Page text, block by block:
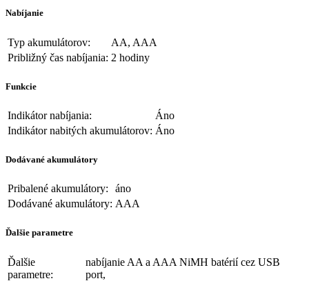
Nabíjanie
Typ akumulátorov:
AA, AAA
Približný čas nabíjania: 2 hodiny
Funkcie
Indikátor nabíjania:
Áno
Indikátor nabitých akumulátorov: Áno
Dodávané akumulátory
Pribalené akumulátory:
áno
Dodávané akumulátory: AAA
Ďalšie parametre
Ďalšie
parametre:
nabíjanie AA a AAA NiMH batérií cez USB
port,